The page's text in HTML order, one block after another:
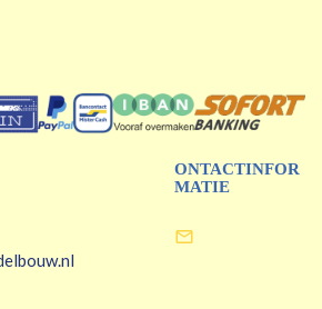
ONTACTINFOR
MATIE
